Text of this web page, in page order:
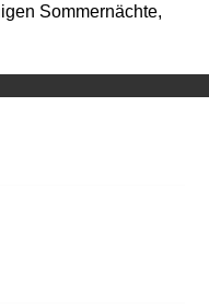
Sommernächte,Mit